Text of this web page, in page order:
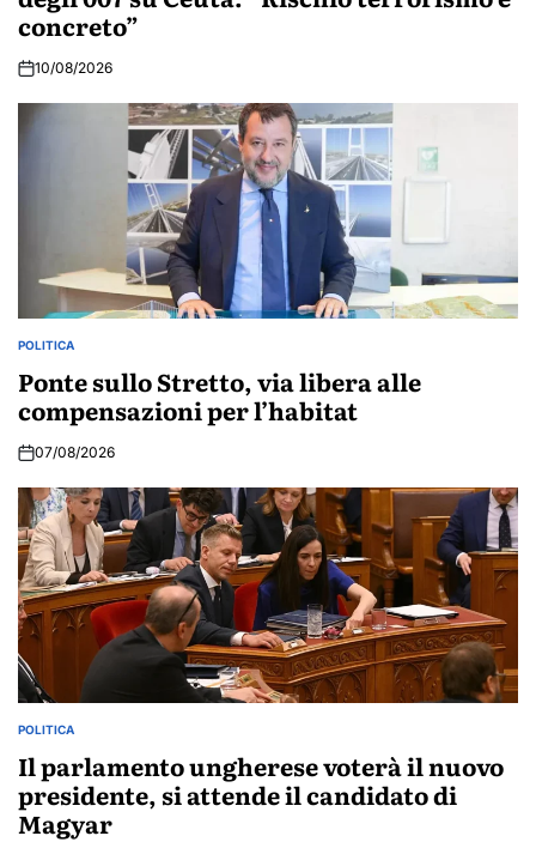
concreto”
10/08/2026
POSTED
POLITICA
Ponte sullo Stretto, via libera alle
compensazioni per l’habitat
07/08/2026
POSTED
IN
POLITICA
Il parlamento ungherese voterà il nuovo
presidente, si attende il candidato di
Magyar